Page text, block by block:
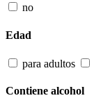
no
Edad
para adultos
Contiene alcohol